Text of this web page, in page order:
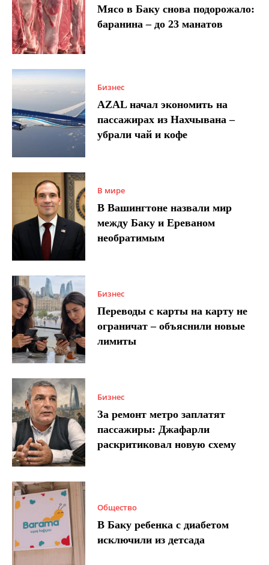
Мясо в Баку снова подорожало:
баранина – до 23 манатов
Бизнес
AZAL начал экономить на
пассажирах из Нахчывана –
убрали чай и кофе
В мире
В Вашингтоне назвали мир
между Баку и Ереваном
необратимым
Бизнес
Переводы с карты на карту не
ограничат – объяснили новые
лимиты
Бизнес
За ремонт метро заплатят
пассажиры: Джафарли
раскритиковал новую схему
Общество
В Баку ребенка с диабетом
исключили из детсада